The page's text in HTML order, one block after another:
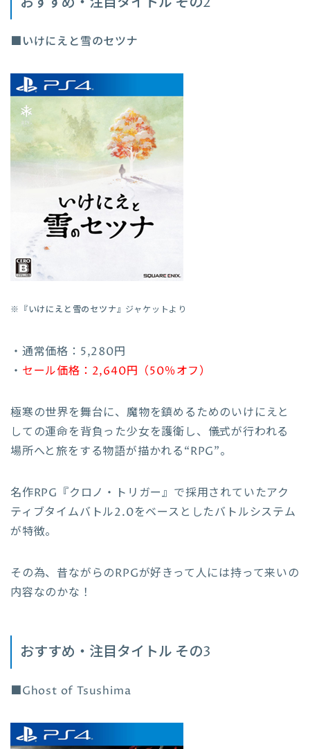
■いけにえと雪のセツナ
※『いけにえと雪のセツナ』ジャケットより
・通常価格：5,280円
・ セール価格：2,640円（50％オフ）
極寒の世界を舞台に、魔物を鎮めるためのいけにえと
しての運命を背負った少女を護衛し、儀式が行われる
場所へと旅をする物語が描かれる“RPG”。
名作RPG『クロノ・トリガー』で採用されていたアク
ティブタイムバトル2.0をベースとしたバトルシステム
が特徴。
その為、昔ながらのRPGが好きって人には持って来いの
内容なのかな！
おすすめ・注目タイトル その3
■Ghost of Tsushima